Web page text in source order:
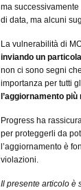
ma
di data, ma alcuni
La vulnerabilità di
inviando un
non ci sono segni
importanza per tutti
l’aggiornamento
Progress ha
per proteggerli da
l’aggiornamento è
violazioni.
Il presente articolo è